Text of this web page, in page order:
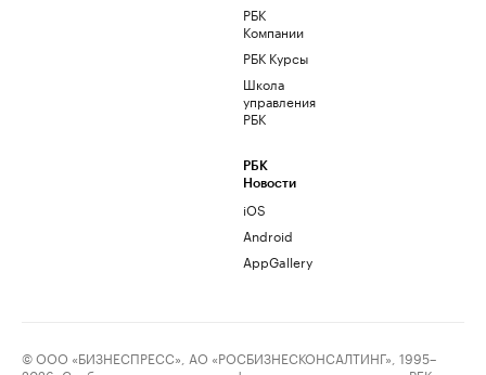
РБК
Компании
РБК Курсы
Школа
управления
РБК
РБК
Новости
iOS
Android
AppGallery
© ООО «БИЗНЕСПРЕСС», АО «РОСБИЗНЕСКОНСАЛТИНГ», 1995–